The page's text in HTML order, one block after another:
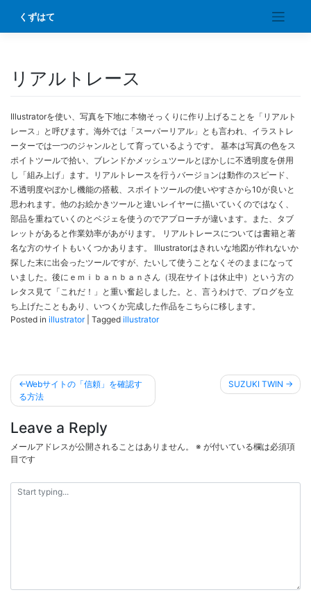
content
くずはて
リアルトレース
Illustratorを使い、写真を下地に本物そっくりに作り上げることを「リアルト
レース」と呼びます。海外では「スーパーリアル」とも言われ、イラストレ
ーターでは一つのジャンルとして育っているようです。 基本は写真の色をス
ポイトツールで拾い、ブレンドかメッシュツールとぼかしに不透明度を併用
し「組み上げ」ます。リアルトレースを行うバージョンは動作のスピード、
不透明度やぼかし機能の搭載、スポイトツールの使いやすさから10が良いと
思われます。他のお絵かきツールと違いレイヤーに描いていくのではなく、
部品を重ねていくのとベジェを使うのでアプローチが違います。また、タブ
レットがあると作業効率があがります。 リアルトレースについては書籍と著
名な方のサイトもいくつかあります。 Illustratorはきれいな地図が作れないか
探した末に出会ったツールですが、たいして使うことなくそのままになって
いました。後にｅｍｉｂａｎｂａｎさん（現在サイトは休止中）という方の
レタス見て「これだ！」と重い奮起しました。と、言うわけで、ブログを立
ち上げたこともあり、いつくか完成した作品をこちらに移します。
Posted in illustrator| Tagged illustrator
投
稿
ナ
ビ
ゲ
ー
シ
Webサイトの「信頼」を確認す
る方法
SUZUKI TWIN
Leave a Reply
メールアドレスが公開されることはありません。 ※ が付いている欄は必須項
目です